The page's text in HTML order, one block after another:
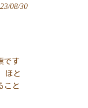
08/30
です
ほと
こと